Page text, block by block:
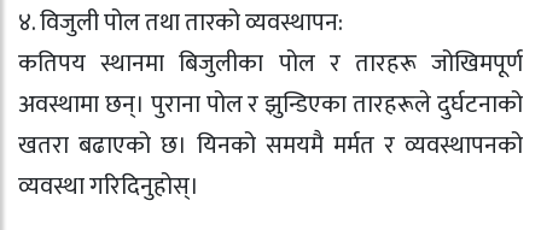
४. विजुली पोल तथा तारको व्यवस्थापन:
कतिपय स्थानमा बिजुलीका पोल र तारहरू जोखिमपूर्ण
अवस्थामा छन्। पुराना पोल र झुन्डिएका तारहरूले दुर्घटनाको
खतरा बढाएको छ। यिनको समयमै मर्मत र व्यवस्थापनको
व्यवस्था गरिदिनुहोस्।